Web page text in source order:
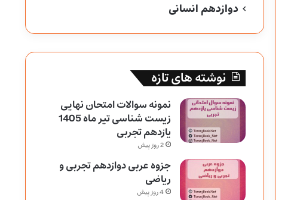
دوازدهم انسانی
نوشته های تازه
نمونه سوالات امتحان نهایی
زیست شناسی تیر ماه 1405
یازدهم تجربی
2 روز پیش
جزوه عربی دوازدهم تجربی و
ریاضی
4 روز پیش